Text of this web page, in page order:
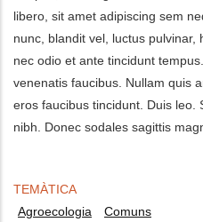
libero, sit amet adipiscing sem
nunc, blandit vel, luctus
nec odio et ante tincidunt
venenatis faucibus. Nullam quis
eros faucibus tincidunt. Duis leo.
nibh. Donec sodales sagittis
TEMÀTICA
Agroecologia
Comuns